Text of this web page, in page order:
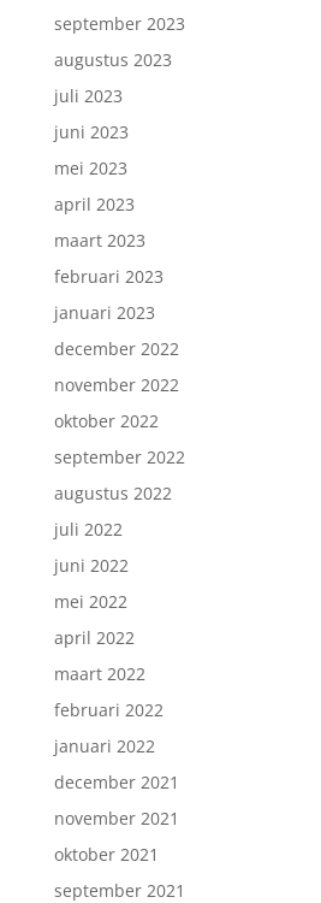
september 2023
augustus 2023
juli 2023
juni 2023
mei 2023
april 2023
maart 2023
februari 2023
januari 2023
december 2022
november 2022
oktober 2022
september 2022
augustus 2022
juli 2022
juni 2022
mei 2022
april 2022
maart 2022
februari 2022
januari 2022
december 2021
november 2021
oktober 2021
september 2021